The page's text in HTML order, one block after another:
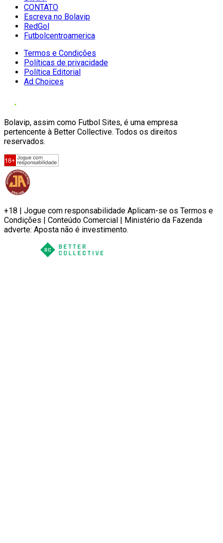
CONTATO
Escreva no Bolavip
RedGol
Futbolcentroamerica
Termos e Condições
Políticas de privacidade
Política Editorial
Ad Choices
Bolavip, assim como Futbol Sites, é uma empresa
pertencente à Better Collective. Todos os direitos
reservados.
+18 | Jogue com responsabilidade Aplicam-se os Termos e
Condições | Conteúdo Comercial | Ministério da Fazenda
adverte: Aposta não é investimento.